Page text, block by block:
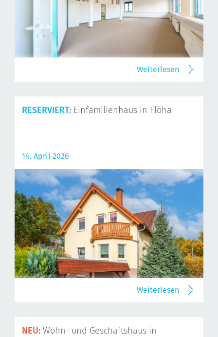
Weiterlesen
RESERVIERT: Einfamilienhaus in Flöha
14. April 2026
Weiterlesen
NEU: Wohn- und Geschäftshaus in